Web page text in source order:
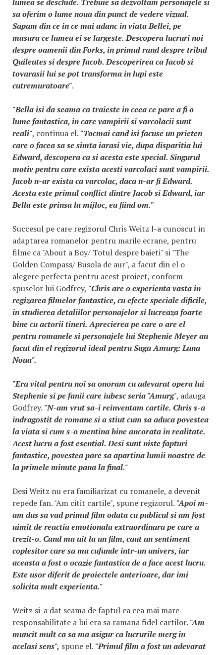
sa oferim o lume noua din punct de vedere vizual.
Sapam din ce in ce mai adanc in viata Bellei, pe
masura ce lumea ei se largeste. Descopera lucruri noi
despre oamenii din Forks, in primul rand despre tribul
Quileutes si despre Jacob. Descoperirea ca Jacob si
tovarasii lui se pot transforma in lupi este
cutremuratoare".
"Bella isi da seama ca traieste in ceea ce pare a fi o
lume fantastica, in care vampirii si varcolacii sunt
reali", continua el. "Tocmai cand isi facuse un prieten
care o facea sa se simta iarasi vie, dupa disparitia lui
Edward, descopera ca si acesta este special. Singurul
motiv pentru care exista acesti varcolaci sunt vampirii.
Jacob n-ar exista ca varcolac, daca n-ar fi Edward.
Acesta este primul conflict dintre Jacob si Edward, iar
Bella este prinsa la mijloc, ea fiind om."
Succesul pe care regizorul Chris Weitz l-a cunoscut in
adaptarea romanelor pentru marile ecrane, pentru
filme ca "About a Boy/ Totul despre baieti" si "The
Golden Compass/ Busola de aur", a facut din el o
alegere perfecta pentru acest proiect, conform
spuselor lui Godfrey, "Chris are o experienta vasta in
regizarea filmelor fantastice, cu efecte speciale dificile,
in studierea detaliilor personajelor si lucreaza foarte
bine cu actorii tineri. Aprecierea pe care o are el
pentru romanele si personajele lui Stephenie Meyer au
facut din el regizorul ideal pentru Saga Amurg: Luna
Noua".
"Era vital pentru noi sa onoram cu adevarat opera lui
Stephenie si pe fanii care iubesc seria "Amurg", adauga
Godfrey. "N-am vrut sa-i reinventam cartile. Chris s-a
indragostit de romane si a stiut cum sa aduca povestea
la viata si cum s-o mentina bine ancorata in realitate.
Acest lucru a fost esential. Desi sunt niste fapturi
fantastice, povestea pare sa apartina lumii noastre de
la primele minute pana la final."
Desi Weitz nu era familiarizat cu romanele, a devenit
repede fan. "Am citit cartile", spune regizorul. "Apoi m-
am dus sa vad primul film odata cu publicul si am fost
uimit de reactia emotionala extraordinara pe care a
trezit-o. Cand ma uit la un film, caut un sentiment
coplesitor care sa ma cufunde intr-un univers, iar
aceasta a fost o ocazie fantastica de a face acest lucru.
Este usor diferit de proiectele anterioare, dar imi
solicita mult experienta."
Weitz si-a dat seama de faptul ca cea mai mare
responsabilitate a lui era sa ramana fidel cartilor. "Am
muncit mult ca sa ma asigur ca lucrurile merg in
acelasi sens", spune el. "Primul film a fost un adevarat